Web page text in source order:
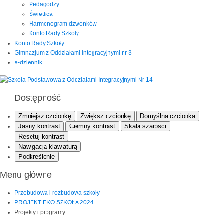
Pedagodzy
Świetlica
Harmonogram dzwonków
Konto Rady Szkoły
Konto Rady Szkoły
Gimnazjum z Oddziałami integracyjnymi nr 3
e-dziennik
Dostępność
Zmniejsz czcionkę Zwiększ czcionkę
Domyślna czcionka
Jasny kontrast
Ciemny kontrast
Skala szarości
Resetuj kontrast
Nawigacja klawiaturą
Podkreślenie
Menu główne
Przebudowa i rozbudowa szkoły
PROJEKT EKO SZKOŁA 2024
Projekty i programy